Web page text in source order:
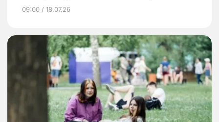
09:00 / 18.07.26